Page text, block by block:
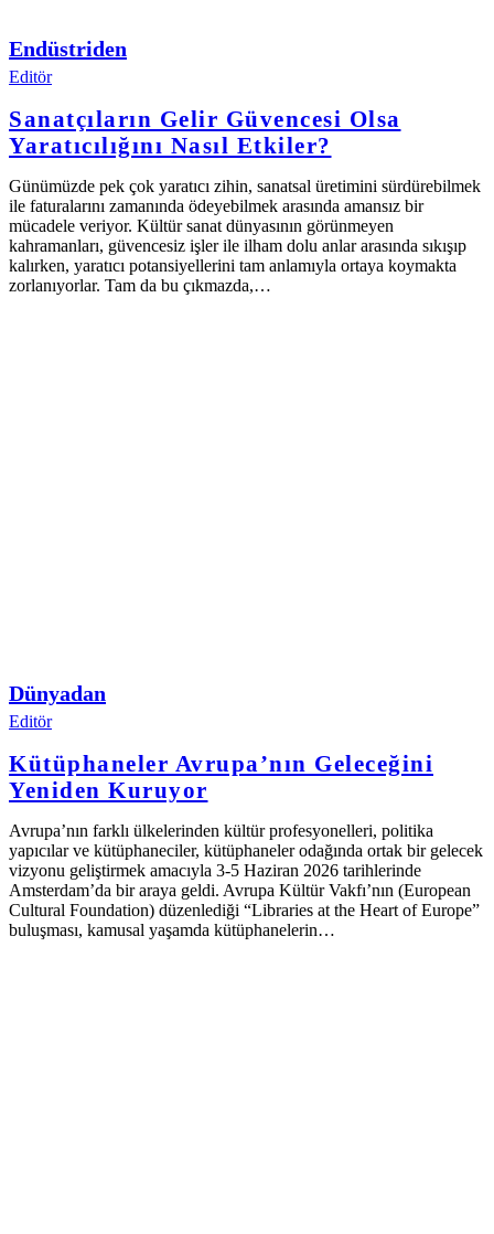
Endüstriden
Editör
Sanatçıların Gelir Güvencesi Olsa
Yaratıcılığını Nasıl Etkiler?
Günümüzde pek çok yaratıcı zihin, sanatsal üretimini sürdürebilmek
ile faturalarını zamanında ödeyebilmek arasında amansız bir
mücadele veriyor. Kültür sanat dünyasının görünmeyen
kahramanları, güvencesiz işler ile ilham dolu anlar arasında sıkışıp
kalırken, yaratıcı potansiyellerini tam anlamıyla ortaya koymakta
zorlanıyorlar. Tam da bu çıkmazda,…
Dünyadan
Editör
Kütüphaneler Avrupa’nın Geleceğini
Yeniden Kuruyor
Avrupa’nın farklı ülkelerinden kültür profesyonelleri, politika
yapıcılar ve kütüphaneciler, kütüphaneler odağında ortak bir gelecek
vizyonu geliştirmek amacıyla 3-5 Haziran 2026 tarihlerinde
Amsterdam’da bir araya geldi. Avrupa Kültür Vakfı’nın (European
Cultural Foundation) düzenlediği “Libraries at the Heart of Europe”
buluşması, kamusal yaşamda kütüphanelerin…